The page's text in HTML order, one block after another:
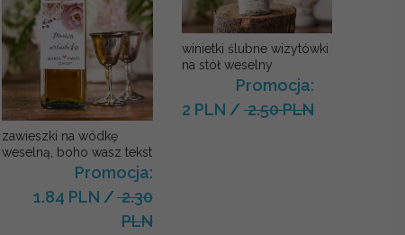
zawieszki na wódkę
weselną, boho wasz tekst
Promocja:
1.84 PLN /2.30
PLN
winietki ślubne wizytówki
na stół weselny
Promocja:
2 PLN /2.50 PLN